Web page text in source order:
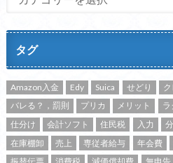
タグ
Amazon入金 Edy Suica せどり
バレる？，罰則
プリカ メリット ラ
仕分け
会計ソフト 住民税 入力
在庫棚卸
売上 専従者給与 年会費